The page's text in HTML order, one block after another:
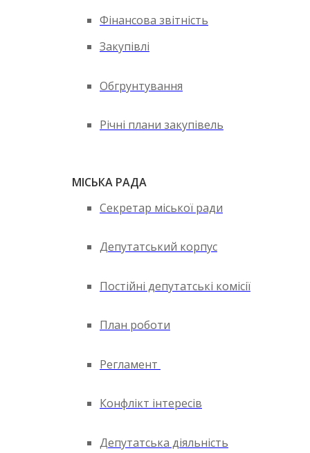
Фінансова звітність
Закупівлі
Обгрунтування
Річні плани закупівель
МІСЬКА РАДА
Секретар міської ради
Депутатський корпус
Постійні депутатські комісії
План роботи
Регламент
Конфлікт інтересів
Депутатська діяльність